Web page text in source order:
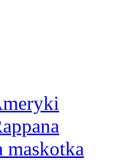
maskotka